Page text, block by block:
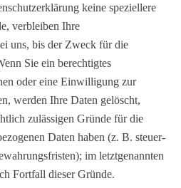
keine speziellere
verbleiben Ihre
uns, bis der Zweck für die
Sie ein berechtigtes
oder eine Einwilligung zur
werden Ihre Daten gelöscht,
zulässigen Gründe für die
Daten haben (z. B. steuer-
im letztgenannten
Fortfall dieser Gründe.